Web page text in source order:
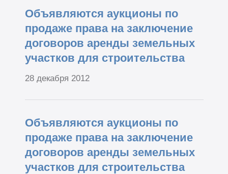
Объявляются аукционы по
продаже права на заключение
договоров аренды земельных
участков для строительства
28 декабря 2012
Объявляются аукционы по
продаже права на заключение
договоров аренды земельных
участков для строительства